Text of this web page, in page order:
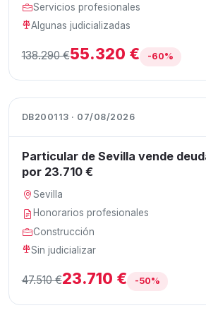
Servicios profesionales
Algunas judicializadas
138.290 €55.320 € -60%
DB200113 · 07/08/2026
Particular de Sevilla vende
por 23.710 €
Sevilla
Honorarios profesionales
Construcción
Sin judicializar
47.510 €23.710 € -50%